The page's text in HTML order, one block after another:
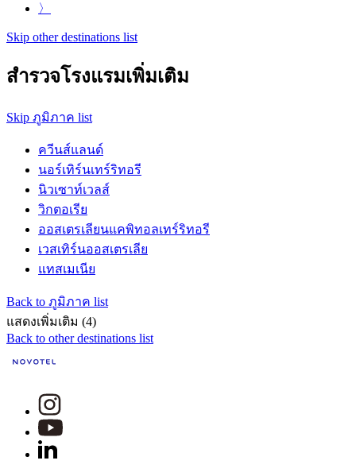
〉
Skip other destinations list
สำรวจโรงแรมเพิ่มเติม
Skip ภูมิภาค list
ควีนส์แลนด์
นอร์เทิร์นเทร์ริทอรี
นิวเซาท์เวลส์
วิกตอเรีย
ออสเตรเลียนแคพิทอลเทร์ริทอรี
เวสเทิร์นออสเตรเลีย
แทสเมเนีย
Back to ภูมิภาค list
แสดงเพิ่มเติม (4)
Back to other destinations list